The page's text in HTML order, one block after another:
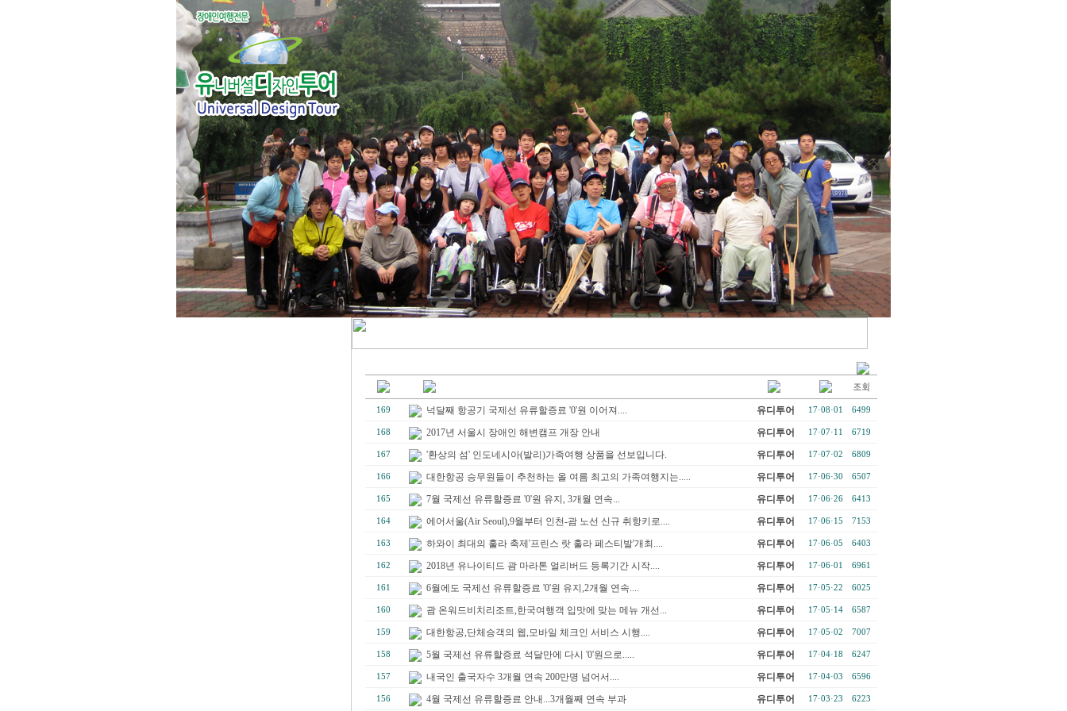
169 넉달째 항공기 국제선 유류할증료 '0'원 이어져.... 유디투어 17·08·01 6499
168 2017년 서울시 장애인 해변캠프 개장 안내 유디투어 17·07·11 6719
167 '환상의 섬' 인도네시아(발리)가족여행 상품을 선보입니다. 유디투어 17·07·02 6809
166 대한항공 승무원들이 추천하는 올 여름 최고의 가족여행지는..... 유디투어 17·06·30 6507
165 7월 국제선 유류할증료 '0'원 유지, 3개월 연속... 유디투어 17·06·26 6413
164 에어서울(Air Seoul),9월부터 인천-괌 노선 신규 취항키로.... 유디투어 17·06·15 7153
163 하와이 최대의 훌라 축제'프린스 랏 훌라 페스티발'개최.... 유디투어 17·06·05 6403
162 2018년 유나이티드 괌 마라톤 얼리버드 등록기간 시작.... 유디투어 17·06·01 6961
161 6월에도 국제선 유류할증료 '0'원 유지,2개월 연속.... 유디투어 17·05·22 6025
160 괌 온워드비치리조트,한국여행객 입맛에 맞는 메뉴 개선... 유디투어 17·05·14 6587
159 대한항공,단체승객의 웹,모바일 체크인 서비스 시행.... 유디투어 17·05·02 7007
158 5월 국제선 유류할증료 석달만에 다시 '0'원으로..... 유디투어 17·04·18 6247
157 내국인 출국자수 3개월 연속 200만명 넘어서.... 유디투어 17·04·03 6596
156 4월 국제선 유류할증료 안내...3개월째 연속 부과 유디투어 17·03·23 6223